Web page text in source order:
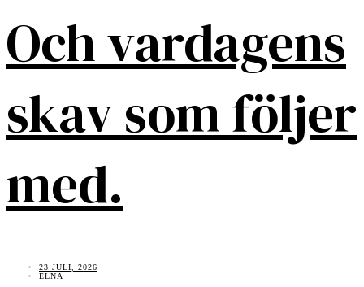
Och vardagens
skav som följer
med.
23 JULI, 2026
ELNA